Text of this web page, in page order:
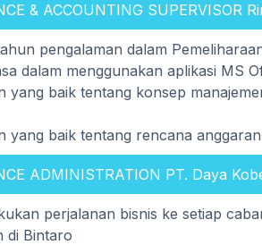
& ACCOUNTING SUPERVISOR
pengalaman dalam
dalam menggunakan aplikasi MS
yang baik tentang konsep
yang baik tentang rencana anggaran
ADMINISTRATION PT. Daya
perjalanan bisnis ke setiap
di Bintaro